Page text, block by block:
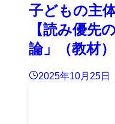
子どもの主
【読み優
論」（教材）
2025年10月25日